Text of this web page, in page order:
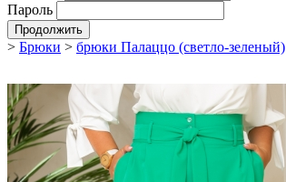
Пароль
Продолжить
> Брюки > брюки Палаццо (светло-зеленый)